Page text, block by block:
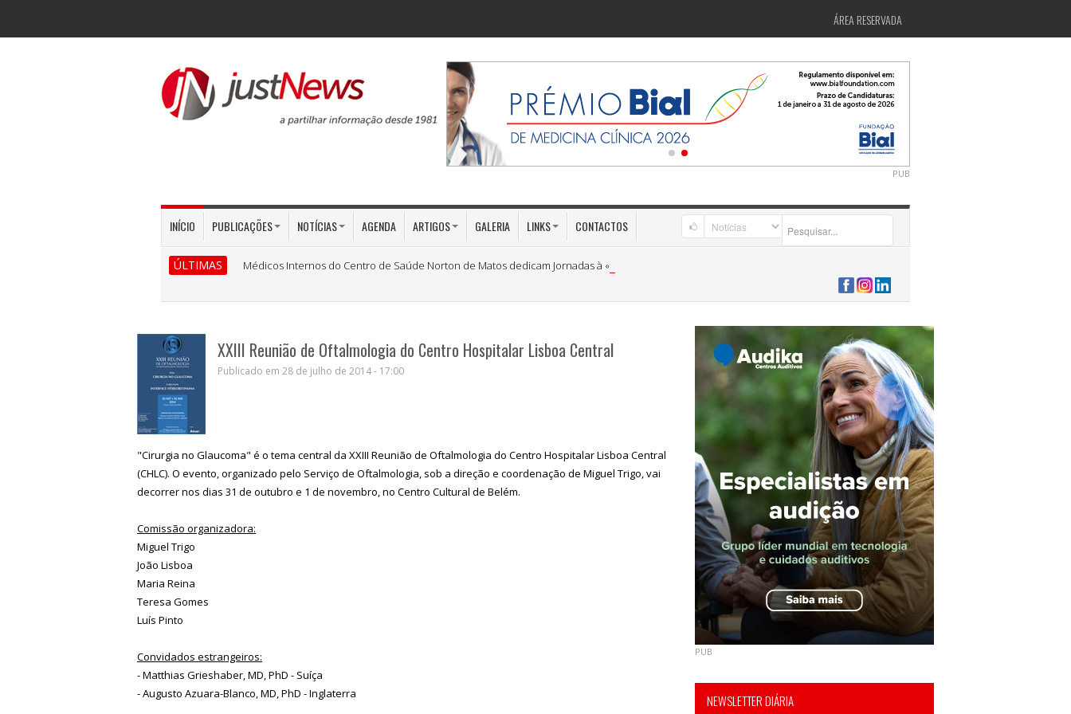
ÁREA RESERVADA
PUB
INÍCIO PUBLICAÇÕES NOTÍCIAS AGENDA ARTIGOS GALERIA LINKS CONTACTOS
ÚLTIMAS Médicos Internos do Centro de Saúde Norton de Matos dedicam Jornadas à «Medicina Preventiva»
XXIII Reunião de Oftalmologia do Centro Hospitalar Lisboa Central
Publicado em 28 de julho de 2014 - 17:00
"Cirurgia no Glaucoma" é o tema central da XXIII Reunião de Oftalmologia do Centro Hospitalar Lisboa Central
(CHLC). O evento, organizado pelo Serviço de Oftalmologia, sob a direção e coordenação de Miguel Trigo, vai
decorrer nos dias 31 de outubro e 1 de novembro, no Centro Cultural de Belém.
Comissão organizadora:
Miguel Trigo
João Lisboa
Maria Reina
Teresa Gomes
Luís Pinto
Convidados estrangeiros:
- Matthias Grieshaber, MD, PhD - Suíça
- Augusto Azuara-Blanco, MD, PhD - Inglaterra
PUB
NEWSLETTER DIÁRIA